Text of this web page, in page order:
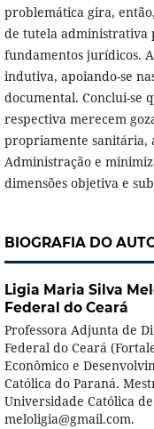
problemática gira,
de tutela administrativa
fundamentos jurídicos.
indutiva, apoiando-se
documental. Conclui-se
respectiva merecem
propriamente sanitária,
Administração e
dimensões objetiva e
BIOGRAFIA DO
Ligia Maria Silva
Federal do Ceará
Professora Adjunta de
Federal do Ceará
Econômico e
Católica do Paraná.
Universidade Católica
meloligia@gmail.com.